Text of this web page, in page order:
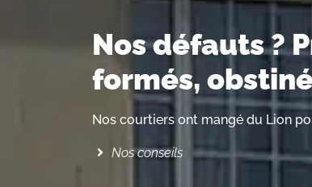
Nos défauts ?
formés,
Nos courtiers ont mangé du Lion
Nos conseils